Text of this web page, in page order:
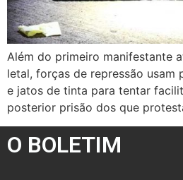
Além do primeiro manifestante
letal, forças de repressão usam
e jatos de tinta para tentar
posterior prisão dos que
O BOLETIM